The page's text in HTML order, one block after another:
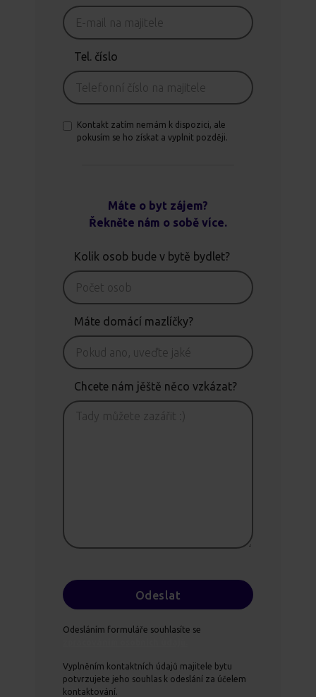
Tel. číslo
Kontakt zatím nemám k dispozici, ale
pokusím se ho získat a vyplnit později.
Máte o byt zájem?
Řekněte nám o sobě více.
Kolik osob bude v bytě bydlet?
Máte domácí mazlíčky?
Chcete nám jěště něco vzkázat?
Odesláním formuláře souhlasíte se
Vyplněním kontaktních údajů majitele bytu
potvrzujete jeho souhlas k odeslání za účelem
kontaktování.